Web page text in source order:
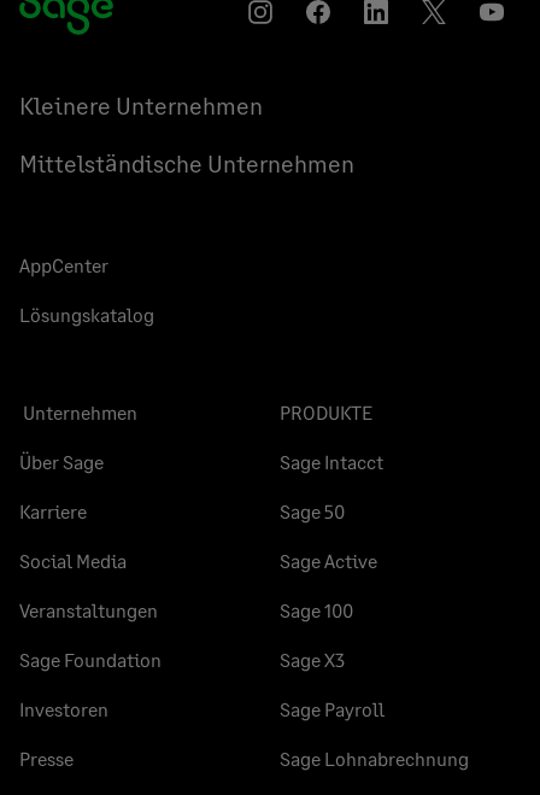
Instagram
Auf
Auf
Auf
Kleinere Unternehmen
Mittelständische Unternehmen
AppCenter
Lösungskatalog
Unternehmen
Über Sage
Karriere
Social Media
Veranstaltungen
Sage Foundation
Investoren
Presse
PRODUKTE
Sage Intacct
Sage 50
Sage Active
Sage 100
Sage X3
Sage Payroll
Sage Lohnabrechnung